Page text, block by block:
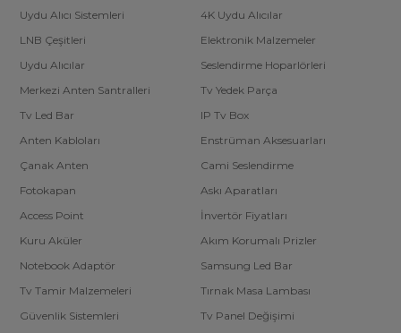
Uydu Alıcı Sistemleri
4K Uydu Alıcılar
LNB Çeşitleri
Elektronik Malzemeler
Uydu Alıcılar
Seslendirme Hoparlörleri
Merkezi Anten Santralleri
Tv Yedek Parça
Tv Led Bar
IP Tv Box
Anten Kabloları
Enstrüman Aksesuarları
Çanak Anten
Cami Seslendirme
Fotokapan
Askı Aparatları
Access Point
İnvertör Fiyatları
Kuru Aküler
Akım Korumalı Prizler
Notebook Adaptör
Samsung Led Bar
Tv Tamir Malzemeleri
Tırnak Masa Lambası
Güvenlik Sistemleri
Tv Panel Değişimi